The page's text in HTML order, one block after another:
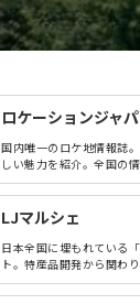
ロケーションジャ
国内唯一のロケ地情報誌
しい魅力を紹介。全国の
LJマルシェ
日本全国に埋もれている
ト。特産品開発から関わ